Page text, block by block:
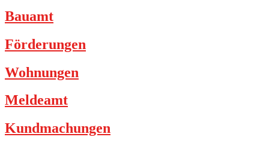
Bauamt
Förderungen
Wohnungen
Meldeamt
Kundmachungen